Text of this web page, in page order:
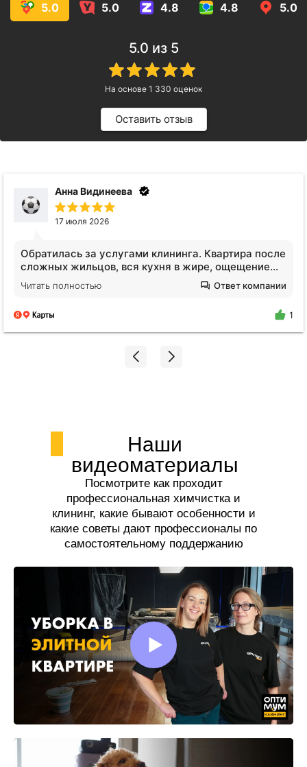
5.0 5.0 4.8 4.8 5.0
5.0 из 5
На основе 1 330 оценок
Оставить отзыв
айгуль юмагулова
20 июня 2026
Второй раз заказываю чистку мебели. Всё
проходит идеально. Быстро, качественно,
комфортно. Мастера адекватные, вызывают
доверие. Согласились почистить кошачий домик,
обращаться за услугами!
Читать полностью Ответ компании
1
Наши
видеоматериалы
Посмотрите как проходит
профессиональная химчистка и
клининг, какие бывают особенности и
какие советы дают профессионалы по
самостоятельному поддержанию